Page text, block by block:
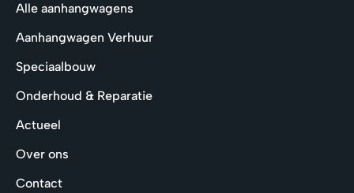
Alle aanhangwagens
Aanhangwagen Verhuur
Speciaalbouw
Onderhoud & Reparatie
Actueel
Over ons
Contact